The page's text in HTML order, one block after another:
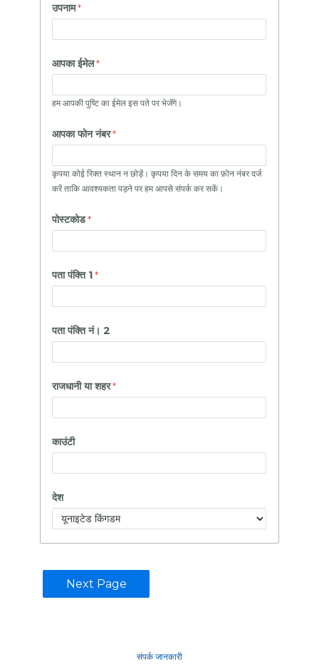
उपनाम
आपका ईमेल
हम आपकी पुष्टि का ईमेल इस पते पर भेजेंगे।
आपका फोन नंबर
कृपया कोई रिक्त स्थान न छोड़ें। कृपया दिन के समय का फ़ोन नंबर दर्ज
करें ताकि आवश्यकता पड़ने पर हम आपसे संपर्क कर सकें।
पोस्टकोड
पता पंक्ति 1
पता पंक्ति नं। 2
राजधानी या शहर
काउंटी
देश
संपर्क जानकारी